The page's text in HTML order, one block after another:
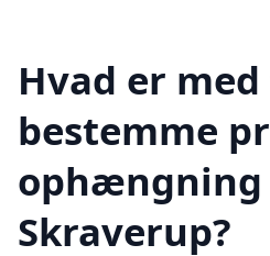
Hvad er
bestemme
ophængning
Skraverup?